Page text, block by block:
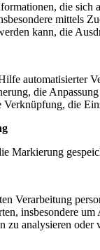
die
mittels
kann, die
automatisierter
die
die
Markierung
Verarbeitung
insbesondere
zu analysieren oder